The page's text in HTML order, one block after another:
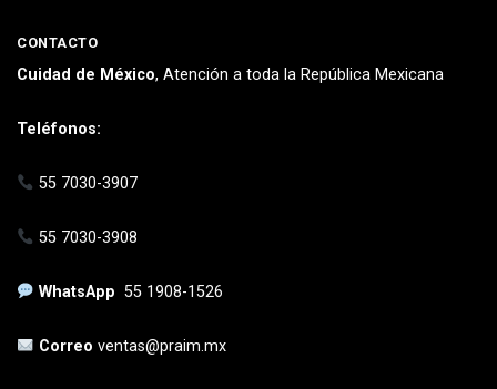
CONTACTO
Cuidad de México, Atención a toda la República Mexicana
Teléfonos:
55 7030-3907
55 7030-3908
WhatsApp55 1908-1526
Correoventas@praim.mx